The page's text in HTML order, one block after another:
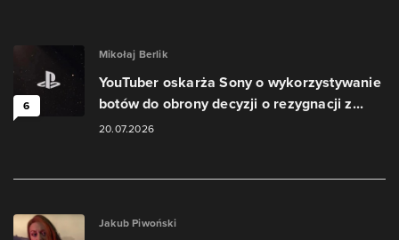
6
Mikołaj Berlik
YouTuber oskarża Sony o wykorzystywanie
botów do obrony decyzji o rezygnacji z...
20.07.2026
Jakub Piwoński